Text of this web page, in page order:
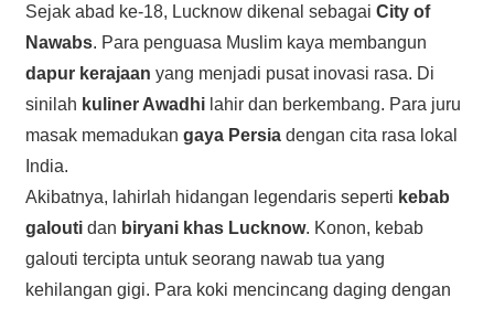
Sejak abad ke-18, Lucknow dikenal sebagai City of
Nawabs. Para penguasa Muslim kaya membangun
dapur kerajaan yang menjadi pusat inovasi rasa. Di
sinilah kuliner Awadhilahir dan berkembang. Para juru
masak memadukan gaya Persiadengan cita rasa lokal
India.
Akibatnya, lahirlah hidangan legendaris seperti kebab
galoutidan biryani khas Lucknow. Konon, kebab
galouti tercipta untuk seorang nawab tua yang
kehilangan gigi. Para koki mencincang daging dengan